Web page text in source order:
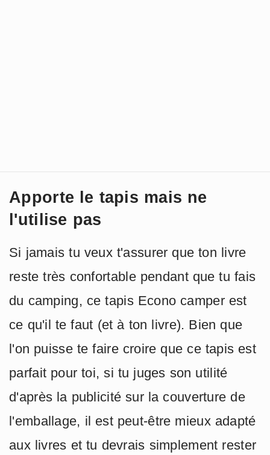
Apporte le tapis mais ne
l'utilise pas
Si jamais tu veux t'assurer que ton livre
reste très confortable pendant que tu fais
du camping, ce tapis Econo camper est
ce qu'il te faut (et à ton livre). Bien que
l'on puisse te faire croire que ce tapis est
parfait pour toi, si tu juges son utilité
d'après la publicité sur la couverture de
l'emballage, il est peut-être mieux adapté
aux livres et tu devrais simplement rester